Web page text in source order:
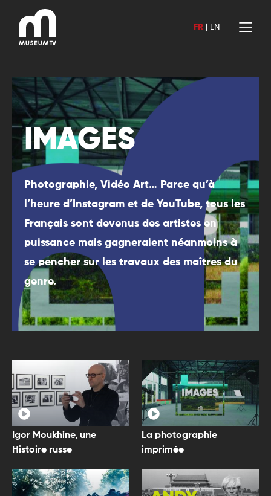
contenu
FR EN
IMAGES
Photographie, Vidéo Art… Parce qu’à
l’heure d’Instagram et de YouTube, tous les
Français sont devenus des artistes en
puissance mais gagneraient néanmoins à
se pencher sur les travaux des maîtres du
genre.
Igor Moukhine, une
Histoire russe
La photographie
imprimée